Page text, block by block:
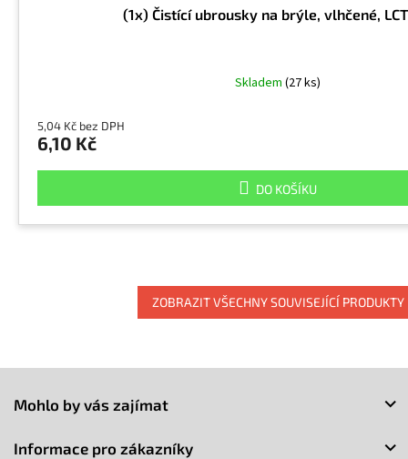
(1x) Čistící ubrousky na brýle, vlhčené,
Skladem (27 ks)
5,04 Kč bez DPH
6,10 Kč
DO KOŠÍKU
ZOBRAZIT VŠECHNY SOUVISEJÍCÍ PRODUKTY
Mohlo by vás zajímat
Informace pro zákazníky